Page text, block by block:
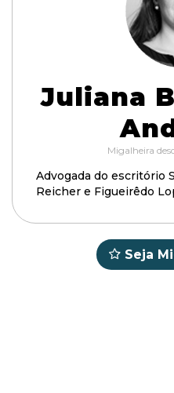
Juliana
Migalheira
Advogada do escritório
Reicher e Figueirêdo
Seja